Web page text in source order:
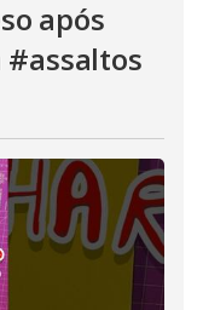
após